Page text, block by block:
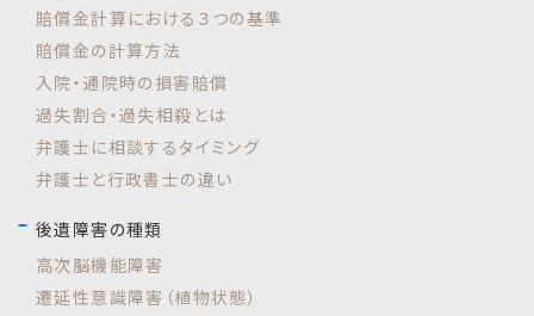
賠償金計算における３つの基準
賠償金の計算方法
入院・通院時の損害賠償
過失割合・過失相殺とは
弁護士に相談するタイミング
弁護士と行政書士の違い
後遺障害の種類
高次脳機能障害
遷延性意識障害（植物状態）